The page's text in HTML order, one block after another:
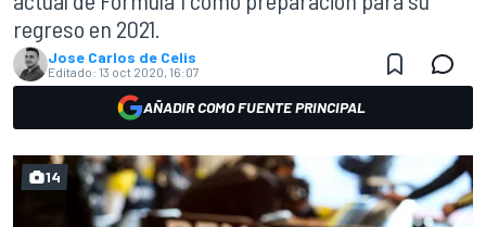
regreso en 2021.
Jose Carlos de Celis
Editado: 13 oct 2020, 16:07
AÑADIR COMO FUENTE PRINCIPAL
14